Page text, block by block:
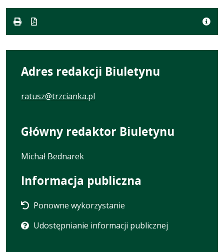
Adres redakcji Biuletynu
ratusz@trzcianka.pl
Główny redaktor Biuletynu
Michał Bednarek
Informacja publiczna
Ponowne wykorzystanie
Udostępnianie informacji publicznej